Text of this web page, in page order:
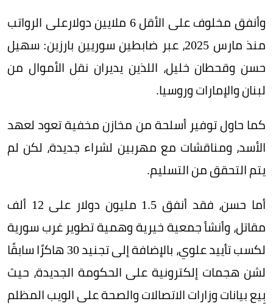
وأنفق مخلوف على الأقل 6 ملايين دولارعلى الرواتب
منذ مارس 2025، عبر ضابطين سوريين بارزين: سهيل
حسن وقحطان خليل، اللذين يديران نقل الأموال من
لبنان والإمارات وروسيا.
كما حاول توفير أسلحة من مخازن مخفية تعود لعهد
الأسد، ومناقشات مع مهربين لشراء جديدة، لكن لم
يتم التحقق من التسليم.
أما حسن، فقد أنفق 1.5 مليون دولار على 12 ألف
مقاتل، وأنشأ جمعية خيرية وهمية تطوير غرب سورية
لكسب تأييد علوي، بالإضافة إلى تجنيد 30 هاكرًا سابقًا
لشن هجمات إلكترونية على الحكومة الجديدة، حيث
بِيع بيانات وزارات الاتصالات والصحة على الويب المظلم